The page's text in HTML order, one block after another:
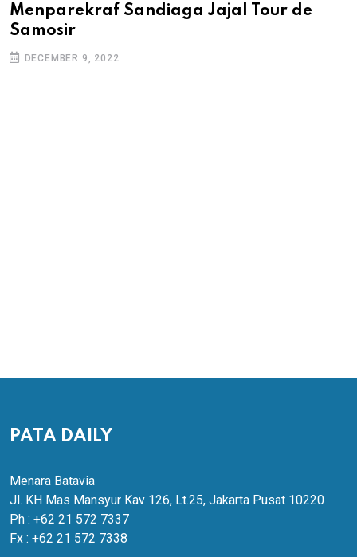
Menparekraf Sandiaga Jajal Tour de
Samosir
DECEMBER 9, 2022
PATA DAILY
Menara Batavia
Jl. KH Mas Mansyur Kav 126, Lt.25, Jakarta Pusat 10220
Ph : +62 21 572 7337
Fx : +62 21 572 7338